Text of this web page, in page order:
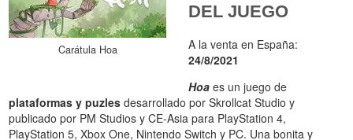
Carátula Hoa
DEL JUEGO
A la venta en España:
24/8/2021
Hoa es un juego de
plataformas y puzles desarrollado por Skrollcat Studio y
publicado por PM Studios y CE-Asia para PlayStation 4,
PlayStation 5, Xbox One, Nintendo Switch y PC. Una bonita y